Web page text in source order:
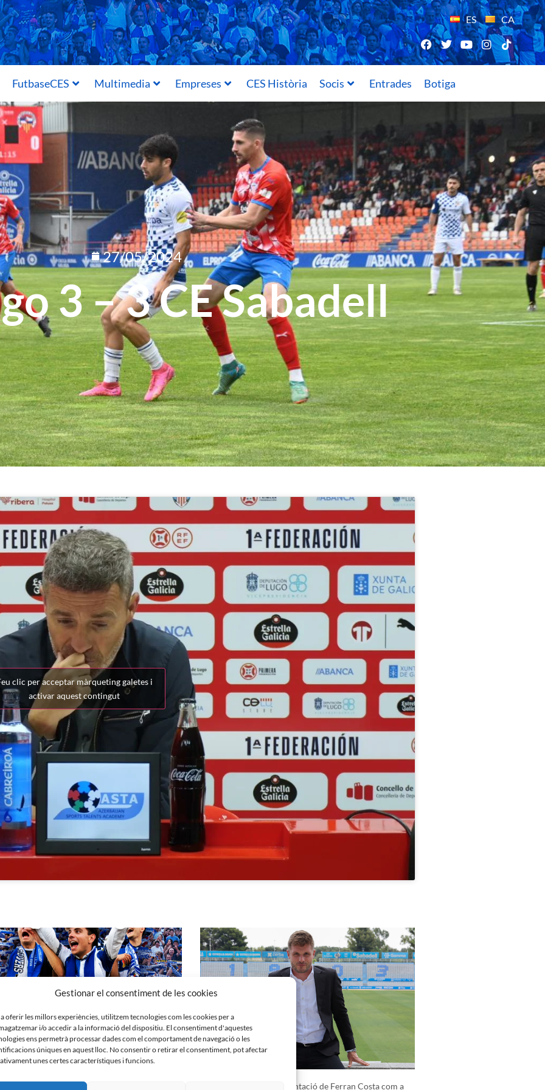
Gestionar el consentiment de les cookies
oferir les millors experiències, utilitzem tecnologies com les cookies per a
i/o accedir a la informació del dispositiu. El consentiment d'aquestes
ens permetrà processar dades com el comportament de navegació o les
úniques en aquest lloc. No consentir o retirar el consentiment, pot afectar
unes certes característiques i funcions.
ES CA
FutbaseCES Multimedia Empreses CES Història Socis Entrades Botiga
27/05/2024
3 – 3 CE Sabadell
clic per acceptar màrqueting galetes i
activar aquest contingut
𝗤𝗨𝗘 𝗠𝗔𝗜: 𝗦𝗘𝗡𝗦𝗘 𝗘𝗫𝗖𝗨𝗦𝗘𝗦 | Campanya
Roda de premsa de presentació de Ferran Costa com a